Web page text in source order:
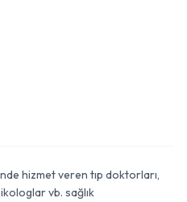
hizmet veren tıp doktorları,
vb. sağlık